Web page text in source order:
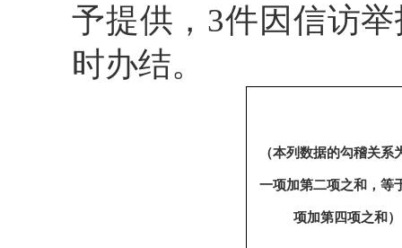
予提供，3件因信访
时办结。
（本列数据的勾稽关系
一项加第二项之和，等
项加第四项之和）